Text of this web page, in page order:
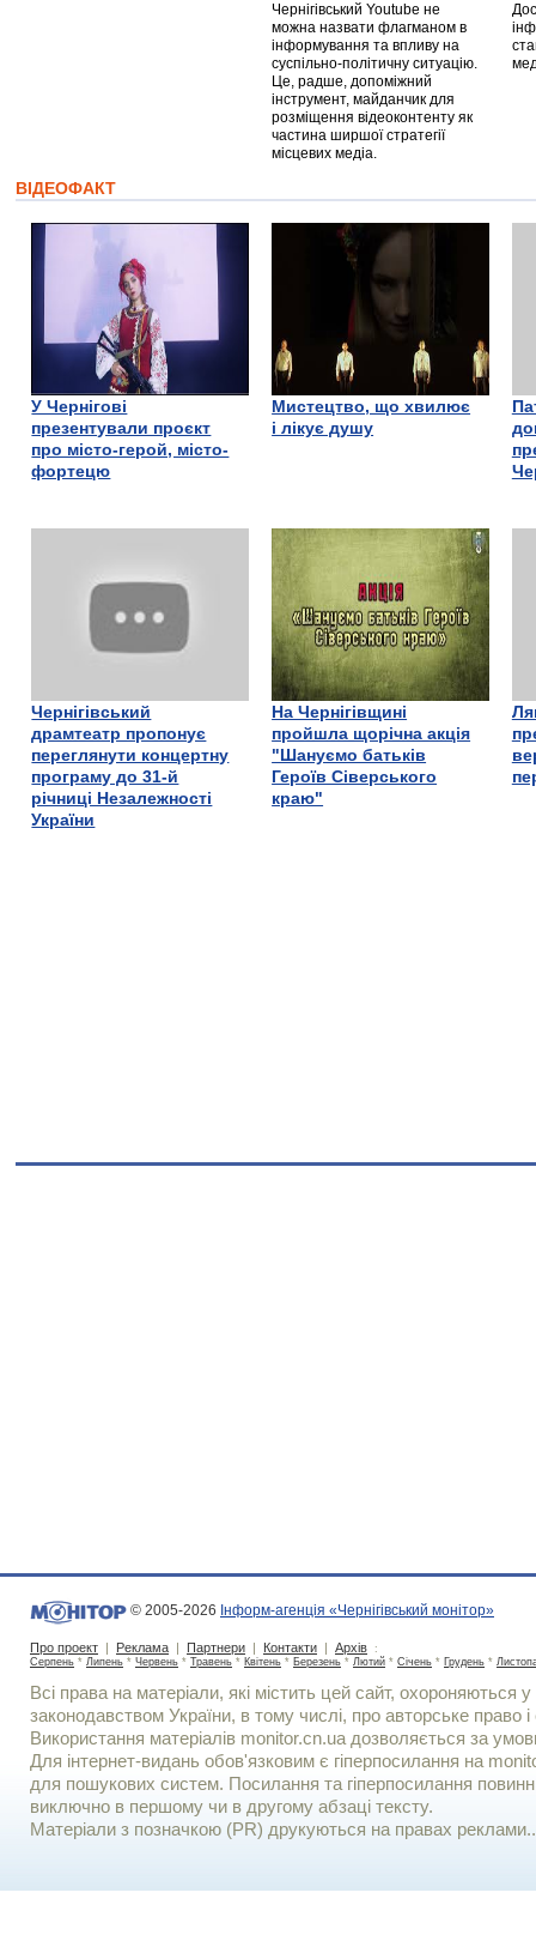
Чернігівський Youtube не
можна назвати флагманом в
інформування та впливу на
суспільно-політичну ситуацію.
Це, радше, допоміжний
інструмент, майданчик для
розміщення відеоконтенту як
частина ширшої стратегії
місцевих медіа.
ВІДЕОФАКТ
У Чернігові
презентували проєкт
про місто-герой, місто-
фортецю
Мистецтво, що хвилює
і лікує душу
Чернігівський
драмтеатр пропонує
переглянути концертну
програму до 31-й
річниці Незалежності
України
На Чернігівщині
пройшла щорічна акція
"Шануємо батьків
Героїв Сіверського
краю"
© 2005-2026 Інформ-агенція «Чернігівський монітор»
Про проект | Реклама | Партнери | Контакти | Архів :
Серпень * Липень * Червень * Травень * Квітень * Березень * Лютий * Січень * Грудень *
Всі права на матеріали, які містить цей сайт, охороняються у
законодавством України, в тому числі, про авторське право і
Використання матерiалiв monitor.cn.ua дозволяється за
Для iнтернет-видань обов'язковим є гiперпосилання на
для пошукових систем. Посилання та гіперпосилання
виключно в першому чи в другому абзаці тексту.
Матеріали з позначкою (PR) друкуються на правах реклами..